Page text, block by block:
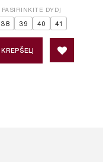
PASIRINKITE DYDĮ
38 39 40 41
Į KREPŠELĮ